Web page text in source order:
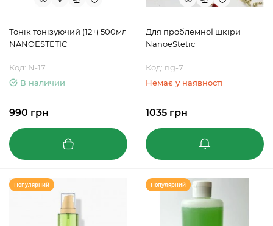
Тонік тонізуючий (12+) 500мл
NANOESTETIC
Код: N-17
В наличии
990 грн
Для проблемноЇ шкіри
NanoeStetic
Код: ng-7
Немає у наявності
1035 грн
Популярний Популярний